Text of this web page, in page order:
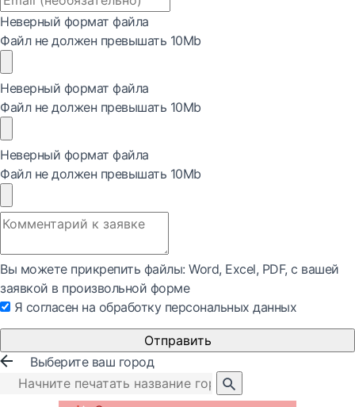
Неверный формат файла
Файл не должен превышать 10Mb
Неверный формат файла
Файл не должен превышать 10Mb
Неверный формат файла
Файл не должен превышать 10Mb
Вы можете прикрепить файлы: Word, Exсel, PDF, с вашей
заявкой в произвольной форме
Я согласен на обработку персональных данных
Отправить
Выберите ваш город